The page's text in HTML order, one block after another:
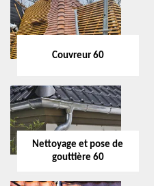
Couvreur 60
Nettoyage et pose de
gouttière 60